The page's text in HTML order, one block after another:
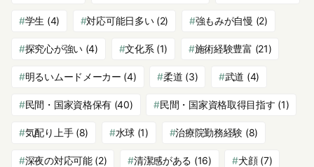
学生 (4) 対応可能日多い(2) 強もみが自慢 (2)
探究心が強い(4) 文化系 (1) 施術経験豊富 (21)
明るいムードメーカー (4) 柔道 (3) 武道 (4)
民間・国家資格保有 (40) 民間・国家資格取得目指す (1)
気配り上手(8) 水球(1) 治療院勤務経験 (8)
深夜の対応可能(2) 清潔感がある (16) 犬顔(7)